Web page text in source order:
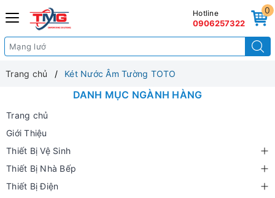
0
Hotline
0906257322
Trang chủ Két Nước Âm Tường TOTO
DANH MỤC NGÀNH HÀNG
Trang chủ
Giới Thiệu
Thiết Bị Vệ Sinh
Thiết Bị Nhà Bếp
Thiết Bị Điện